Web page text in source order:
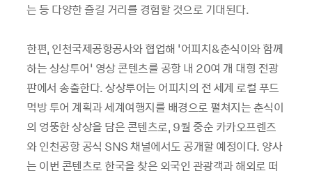
는 등 다양한 즐길 거리를 경험할 것으로 기대된다.
한편, 인천국제공항공사와 협업해 ‘어피치&춘식이와 함께
하는 상상투어’ 영상 콘텐츠를 공항 내 20여 개 대형 전광
판에서 송출한다. 상상투어는 어피치의 전 세계 로컬 푸드
먹방 투어 계획과 세계여행지를 배경으로 펼쳐지는 춘식이
의 엉뚱한 상상을 담은 콘텐츠로, 9월 중순 카카오프렌즈
와 인천공항 공식 SNS 채널에서도 공개할 예정이다. 양사
는 이번 콘텐츠로 한국을 찾은 외국인 관광객과 해외로 떠